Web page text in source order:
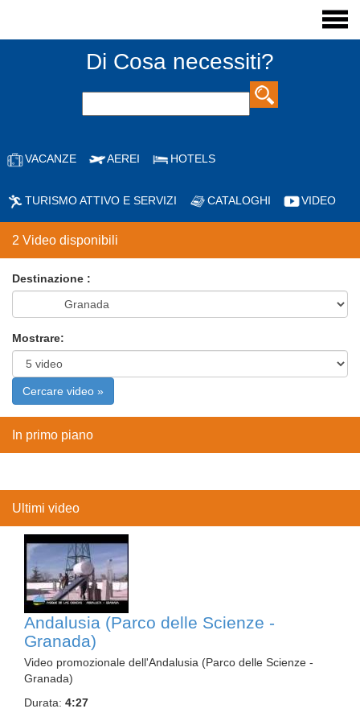
Di Cosa necessiti?
VACANZE AEREI HOTELS
TURISMO ATTIVO E SERVIZI CATALOGHI VIDEO
2 Video disponibili
Destinazione :
Mostrare:
In primo piano
Ultimi video
Andalusia (Parco delle Scienze -
Granada)
Video promozionale dell'Andalusia (Parco delle Scienze -
Granada)
Durata: 4:27